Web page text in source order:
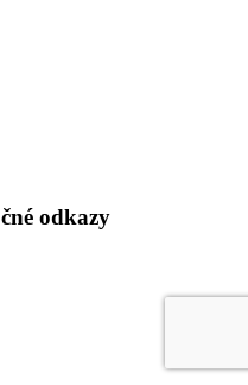
odkazy